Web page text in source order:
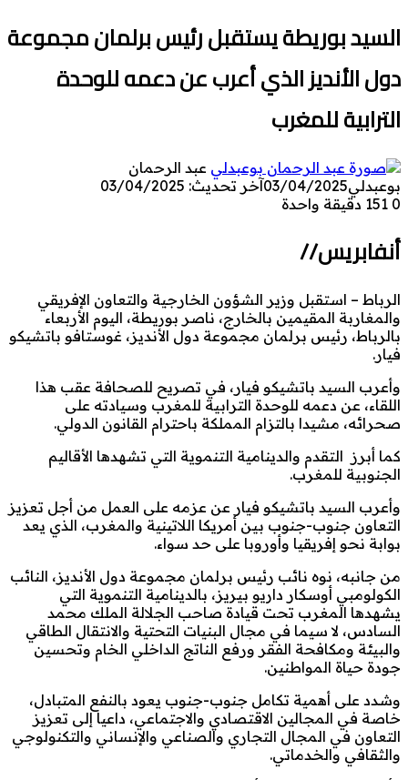
السيد بوريطة يستقبل رئيس برلمان مجموعة
دول الأنديز الذي أعرب عن دعمه للوحدة
الترابية للمغرب
عبد الرحمان
بوعبدلي03/04/2025آخر تحديث: 03/04/2025
0
دقيقة واحدة
أنفابريس//
الرباط – استقبل وزير الشؤون الخارجية والتعاون الإفريقي
والمغاربة المقيمين بالخارج، ناصر بوريطة، اليوم الأربعاء
بالرباط، رئيس برلمان مجموعة دول الأنديز، غوستافو باتشيكو
فيار.
وأعرب السيد باتشيكو فيار، في تصريح للصحافة عقب هذا
اللقاء، عن دعمه للوحدة الترابية للمغرب وسيادته على
صحرائه، مشيدا بالتزام المملكة باحترام القانون الدولي.
كما أبرز التقدم والدينامية التنموية التي تشهدها الأقاليم
الجنوبية للمغرب.
وأعرب السيد باتشيكو فيار عن عزمه على العمل من أجل تعزيز
التعاون جنوب-جنوب بين أمريكا اللاتينية والمغرب، الذي يعد
بوابة نحو إفريقيا وأوروبا على حد سواء.
من جانبه، نوه نائب رئيس برلمان مجموعة دول الأنديز، النائب
الكولومبي أوسكار داريو بيريز، بالدينامية التنموية التي
يشهدها المغرب تحت قيادة صاحب الجلالة الملك محمد
السادس، لا سيما في مجال البنيات التحتية والانتقال الطاقي
والبيئة ومكافحة الفقر ورفع الناتج الداخلي الخام وتحسين
جودة حياة المواطنين.
وشدد على أهمية تكامل جنوب-جنوب يعود بالنفع المتبادل،
خاصة في المجالين الاقتصادي والاجتماعي، داعيا إلى تعزيز
التعاون في المجال التجاري والصناعي والإنساني والتكنولوجي
والثقافي والخدماتي.